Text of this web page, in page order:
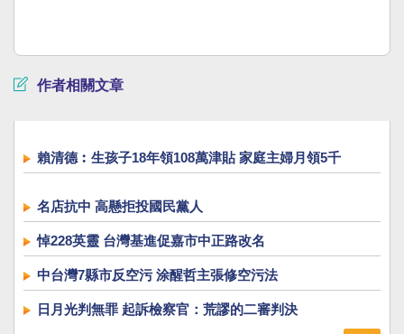
作者相關文章
賴清德︰生孩子18年領108萬津貼 家庭主婦月領5千
名店抗中 高懸拒投國民黨人
悼228英靈 台灣基進促嘉市中正路改名
中台灣7縣市反空污 涂醒哲主張修空污法
日月光判無罪 起訴檢察官：荒謬的二審判決